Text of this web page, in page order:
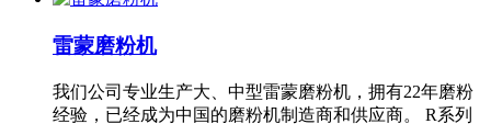
雷蒙磨粉机
我们公司专业生产大、中型雷蒙磨粉机，拥有22年磨粉
经验，已经成为中国的磨粉机制造商和供应商。 R系列